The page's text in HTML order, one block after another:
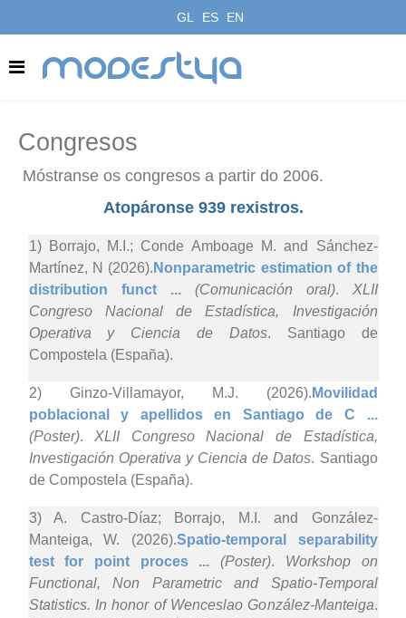
GL ES EN
modestya
Congresos
Móstranse os congresos a partir do 2006.
Atopáronse 939 rexistros.
1) Borrajo, M.I.; Conde Amboage M. and Sánchez-
Martínez, N (2026). Nonparametric estimation of the
distribution funct ... (Comunicación oral). XLII
Congreso Nacional de Estadística, Investigación
Operativa y Ciencia de Datos. Santiago de
Compostela (España).
2) Ginzo-Villamayor, M.J. (2026). Movilidad
poblacional y apellidos en Santiago de C ...
(Poster). XLII Congreso Nacional de Estadística,
Investigación Operativa y Ciencia de Datos. Santiago
de Compostela (España).
3) A. Castro-Díaz; Borrajo, M.I. and González-
Manteiga, W. (2026).Spatio-temporal separability
test for point proces ...(Poster). Workshop on
Functional, Non Parametric and Spatio-Temporal
Statistics. In honor of Wenceslao González-Manteiga.